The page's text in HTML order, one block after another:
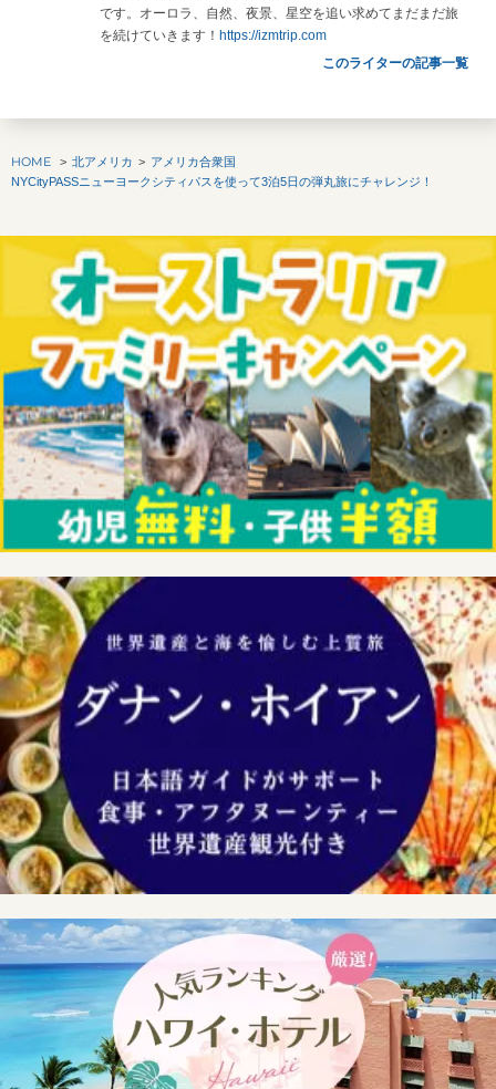
です。オーロラ、自然、夜景、星空を追い求めてまだまだ旅
を続けていきます！ https://izmtrip.com
このライターの記事一覧
HOME 北アメリカ
アメリカ合衆国
NYCityPASSニューヨークシティパスを使って3泊5日の弾丸旅にチャレンジ！